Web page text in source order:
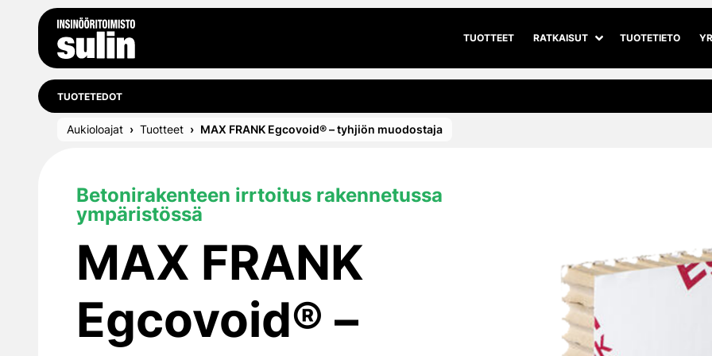
Siirry sisältöön
TUOTTEET RATKAISUT
Avaa alivalikko
Sulje alivalikko
TUOTETIETO
TUOTETEDOT
Aukioloajat Tuotteet MAX FRANK Egcovoid® – tyhjiön muodostaja
Betonirakenteen irrtoitus rakennetussa
ympäristössä
MAX FRANK
Egcovoid® –